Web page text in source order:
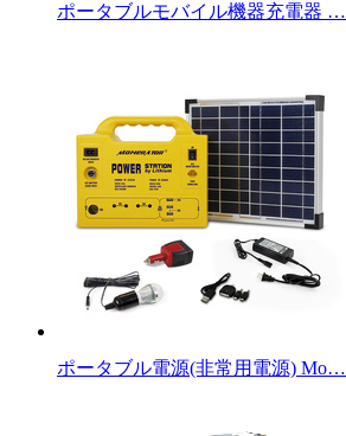
ポータブルモバイル機器充電器 …
ポータブル電源(非常用電源) Mo…